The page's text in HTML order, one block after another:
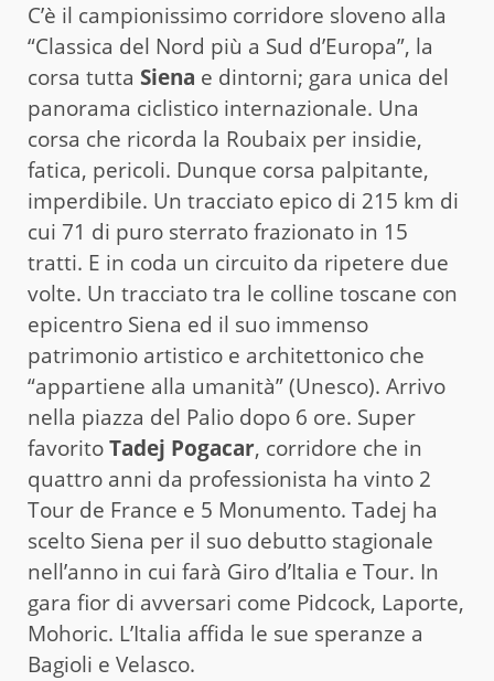
C’è il campionissimo corridore sloveno alla
“Classica del Nord più a Sud d’Europa”, la
corsa tutta Siena e dintorni; gara unica del
panorama ciclistico internazionale. Una
corsa che ricorda la Roubaix per insidie,
fatica, pericoli. Dunque corsa palpitante,
imperdibile. Un tracciato epico di 215 km di
cui 71 di puro sterrato frazionato in 15
tratti. E in coda un circuito da ripetere due
volte. Un tracciato tra le colline toscane con
epicentro Siena ed il suo immenso
patrimonio artistico e architettonico che
“appartiene alla umanità” (Unesco). Arrivo
nella piazza del Palio dopo 6 ore. Super
favoritoTadej Pogacar, corridore che in
quattro anni da professionista ha vinto 2
Tour de France e 5 Monumento. Tadej ha
scelto Siena per il suo debutto stagionale
nell’anno in cui farà Giro d’Italia e Tour. In
gara fior di avversari come Pidcock, Laporte,
Mohoric. L’Italia affida le sue speranze a
Bagioli e Velasco.